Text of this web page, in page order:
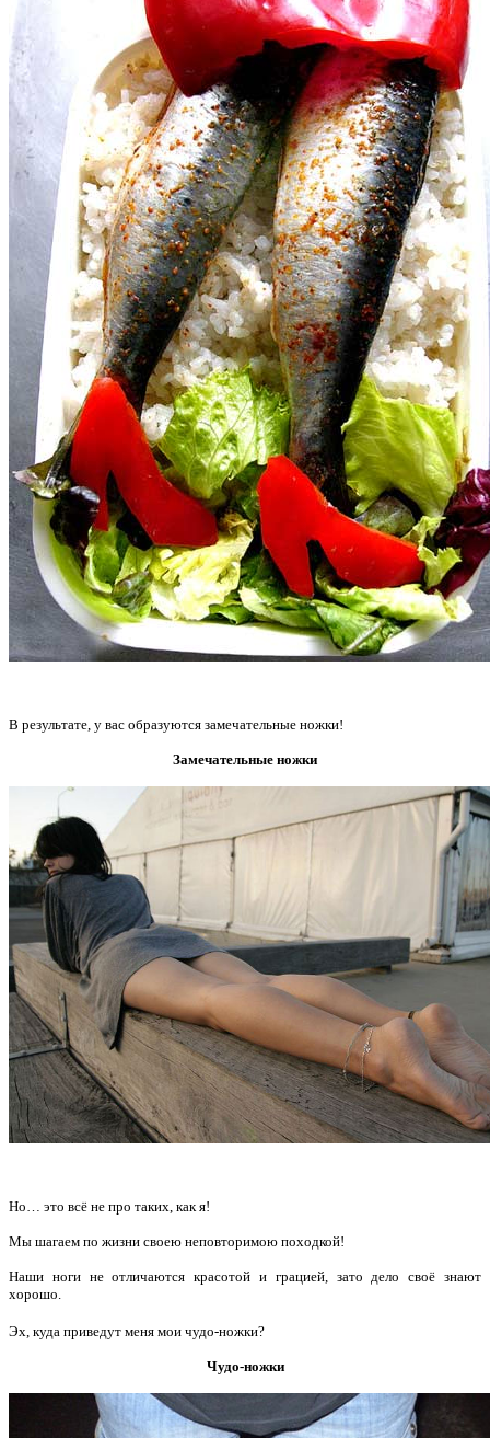
В результате, у вас образуются замечательные ножки!
Замечательные ножки
Но… это всё не про таких, как я!
Мы шагаем по жизни своею неповторимою походкой!
Наши ноги не отличаются красотой и грацией, зато дело своё знают
хорошо.
Эх, куда приведут меня мои чудо-ножки?
Чудо-ножки